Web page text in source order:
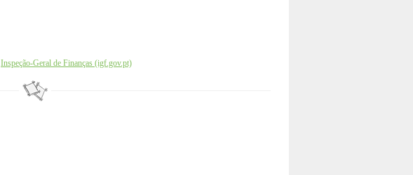
Inspeção-Geral de Finanças (igf.gov.pt)